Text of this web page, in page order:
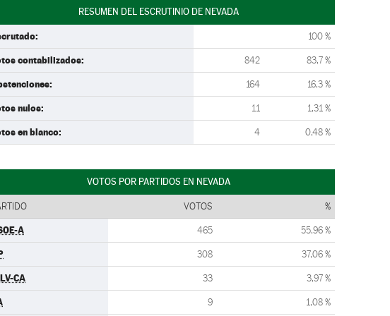
RESUMEN DEL ESCRUTINIO DE NEVADA
100 %
contabilizados: 842 83,7 %
164 16,3 %
nulos: 11 1,31 %
en blanco: 4 0,48 %
VOTOS POR PARTIDOS EN NEVADA
VOTOS %
A 465 55,96 %
308 37,06 %
CA 33 3,97 %
9 1,08 %